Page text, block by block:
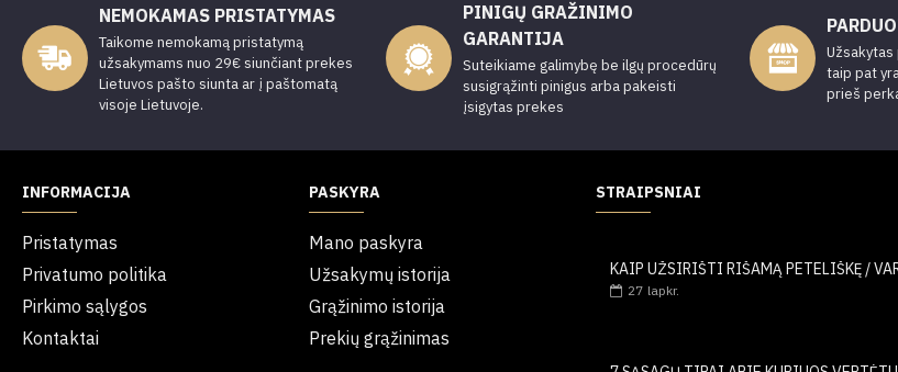
NEMOKAMAS PRISTATYMAS
Taikome nemokamą pristatymą
užsakymams nuo 29€ siunčiant prekes
Lietuvos pašto siunta ar į paštomatą
visoje Lietuvoje.
PINIGŲ GRAŽINIMO
GARANTIJA
Suteikiame galimybę be ilgų procedūrų
susigrąžinti pinigus arba pakeisti
įsigytas prekes
taip pat
prieš
INFORMACIJA
Pristatymas
Privatumo politika
Pirkimo sąlygos
Kontaktai
PASKYRA
Mano paskyra
Užsakymų istorija
Grąžinimo istorija
Prekių grąžinimas
STRAIPSNIAI
KAIP UŽSIRIŠTI RIŠAMĄ PETELIŠKĘ /
27 lapkr.